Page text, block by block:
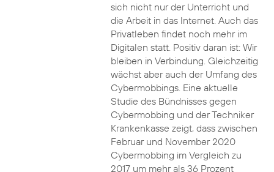
sich nicht nur der Unterricht und
die Arbeit in das Internet. Auch das
Privatleben findet noch mehr im
Digitalen statt. Positiv daran ist: Wir
bleiben in Verbindung. Gleichzeitig
wächst aber auch der Umfang des
Cybermobbings. Eine aktuelle
Studie des Bündnisses gegen
Cybermobbing und der Techniker
Krankenkasse zeigt, dass zwischen
Februar und November 2020
Cybermobbing im Vergleich zu
2017 um mehr als 36 Prozent